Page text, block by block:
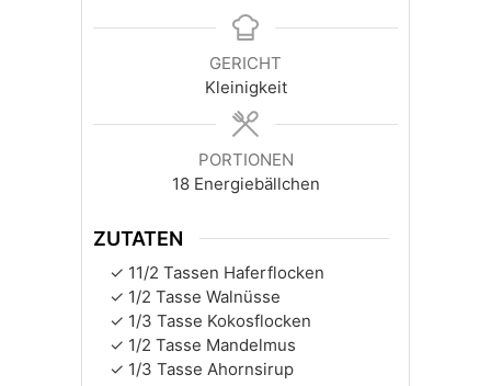
GERICHT
Kleinigkeit
PORTIONEN
18 Energiebällchen
ZUTATEN
11/2 Tassen Haferflocken
1/2 Tasse Walnüsse
1/3 Tasse Kokosflocken
1/2 Tasse Mandelmus
1/3 Tasse Ahornsirup